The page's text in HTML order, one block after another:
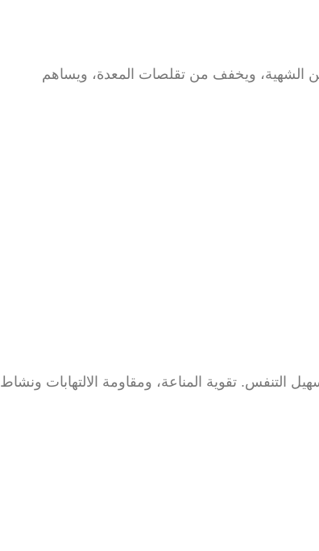
الشهية، ويخفف من تقلصات المعدة، ويساهم
التنفس. تقوية المناعة، ومقاومة الالتهابات ونشاط